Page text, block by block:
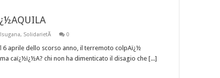
, SolidarietÃ 0
6 aprile dello scorso anno, il terremoto colpAï¿½
caï¿½ï¿½A? chi non ha dimenticato il disagio che [...]